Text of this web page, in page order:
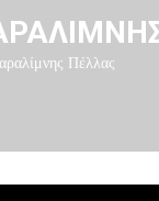
Πέλλας